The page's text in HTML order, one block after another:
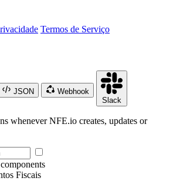
Termos de Serviço
JSON
Webhook
Slack
whenever NFE.io creates, updates or
Fiscais